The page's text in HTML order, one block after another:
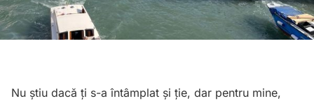
Nu știu dacă ți s-a întâmplat și ție, dar pentru mine,